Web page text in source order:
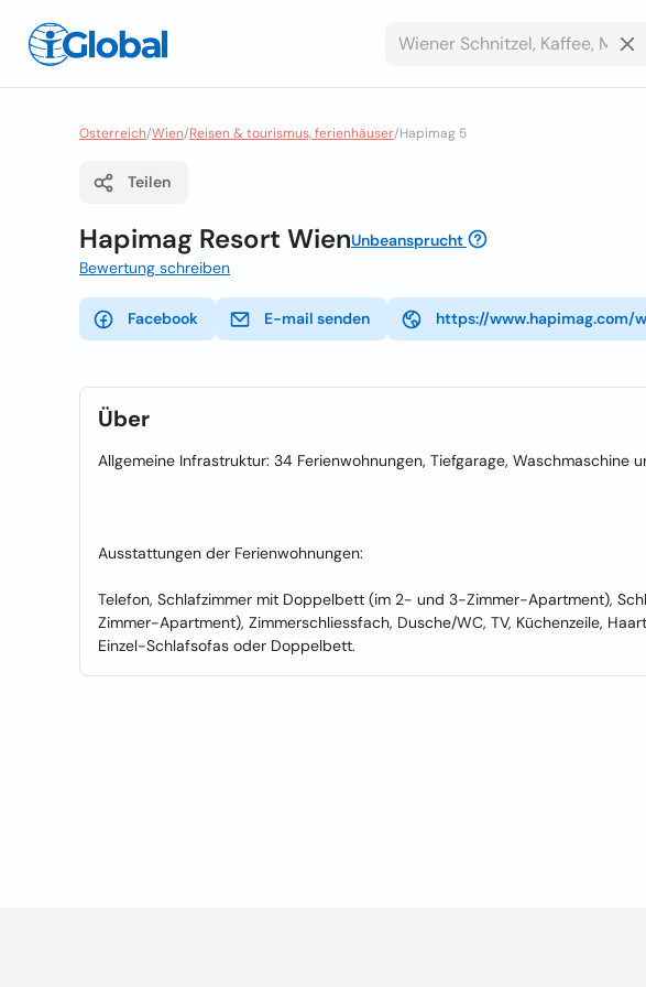
Osterreich/Wien/Reisen & tourismus, ferienhäuser/Hapimag 5
Teilen
Hapimag Resort WienUnbeansprucht
Bewertung schreiben
Facebook E-mail senden https://www.hapimag.com/
Über
Allgemeine Infrastruktur: 34 Ferienwohnungen, Tiefgarage, Waschmaschine
Ausstattungen der Ferienwohnungen:
Telefon, Schlafzimmer mit Doppelbett (im 2- und 3-Zimmer-Apartment),
Zimmer-Apartment), Zimmerschliessfach, Dusche/WC, TV, Küchenzeile,
Einzel-Schlafsofas oder Doppelbett.